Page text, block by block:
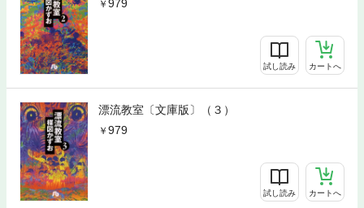
979
試し読み カートへ
漂流教室〔文庫版〕（３）
979
試し読み カートへ